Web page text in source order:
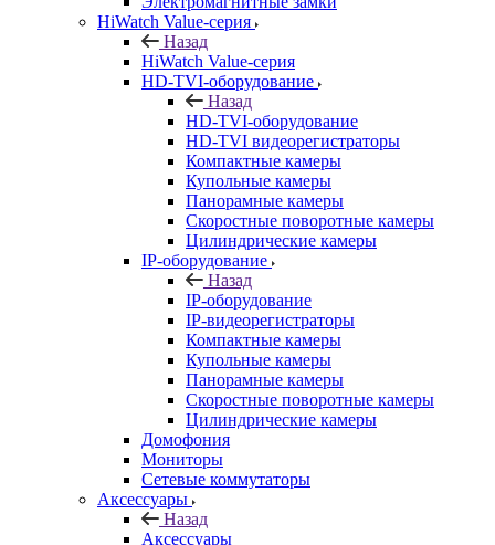
HiWatch Value-серия
Назад
HiWatch Value-серия
HD-TVI-оборудование
Назад
HD-TVI-оборудование
HD-TVI видеорегистраторы
Компактные камеры
Купольные камеры
Панорамные камеры
Скоростные поворотные камеры
Цилиндрические камеры
IP-оборудование
Назад
IP-оборудование
IP-видеорегистраторы
Компактные камеры
Купольные камеры
Панорамные камеры
Скоростные поворотные камеры
Цилиндрические камеры
Домофония
Мониторы
Сетевые коммутаторы
Аксессуары
Назад
Аксессуары